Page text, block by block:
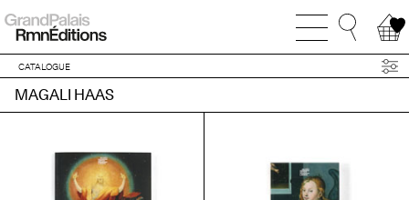
CATALOGUE
MAGALI HAAS